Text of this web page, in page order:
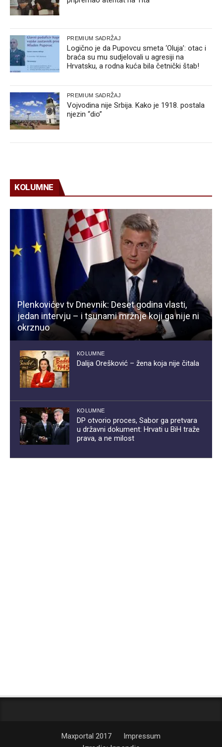
PREMIUM SADRŽAJ
Logično je da Pupovcu smeta ‘Oluja’: otac i
braća su mu sudjelovali u agresiji na
Hrvatsku, a rodna kuća bila četnički štab!
PREMIUM SADRŽAJ
Vojvodina nije Srbija. Kako je 1918. postala
njezin “dio”
KOLUMNE
Plenkovićev tv Dnevnik: Deset godina vlasti,
jedan intervju – i tsunami mržnje koji ga nije ni
okrznuo
KOLUMNE
Dalija Orešković – žena koja nije čitala
KOLUMNE
DP otvorio proces, Sabor ga pretvara
u državni dokument: Hrvati u BiH traže
prava, a ne milost
Maxportal 2017 Impressum